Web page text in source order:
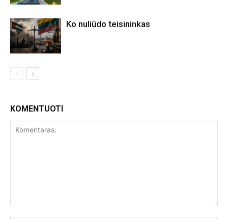
Ko nuliūdo teisininkas
KOMENTUOTI